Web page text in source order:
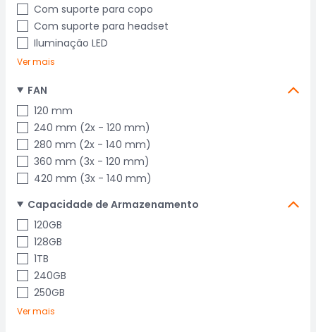
Com suporte para copo
Com suporte para headset
Iluminação LED
Ver mais
FAN
120 mm
240 mm (2x - 120 mm)
280 mm (2x - 140 mm)
360 mm (3x - 120 mm)
420 mm (3x - 140 mm)
Capacidade de Armazenamento
120GB
128GB
1TB
240GB
250GB
Ver mais